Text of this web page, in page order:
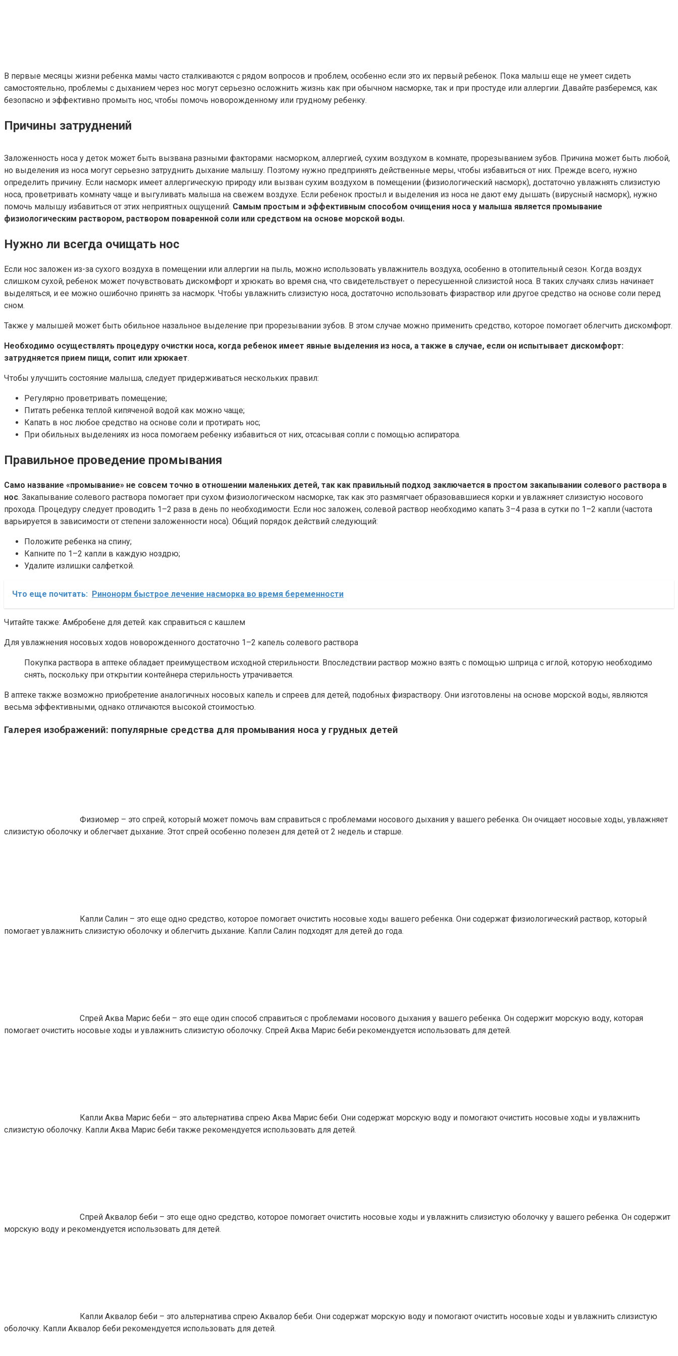
В первые месяцы жизни ребенка мамы часто сталкиваются с рядом вопросов и проблем, особенно если это их первый ребенок. Пока малыш еще не умеет сидеть
самостоятельно, проблемы с дыханием через нос могут серьезно осложнить жизнь как при обычном насморке, так и при простуде или аллергии. Давайте разберемся, как
безопасно и эффективно промыть нос, чтобы помочь новорожденному или грудному ребенку.
Причины затруднений
Заложенность носа у деток может быть вызвана разными факторами: насморком, аллергией, сухим воздухом в комнате, прорезыванием зубов. Причина может быть любой,
но выделения из носа могут серьезно затруднить дыхание малышу. Поэтому нужно предпринять действенные меры, чтобы избавиться от них. Прежде всего, нужно
определить причину. Если насморк имеет аллергическую природу или вызван сухим воздухом в помещении (физиологический насморк), достаточно увлажнять слизистую
носа, проветривать комнату чаще и выгуливать малыша на свежем воздухе. Если ребенок простыл и выделения из носа не дают ему дышать (вирусный насморк), нужно
помочь малышу избавиться от этих неприятных ощущений. Самым простым и эффективным способом очищения носа у малыша является промывание
физиологическим раствором, раствором поваренной соли или средством на основе морской воды.
Нужно ли всегда очищать нос
Если нос заложен из-за сухого воздуха в помещении или аллергии на пыль, можно использовать увлажнитель воздуха, особенно в отопительный сезон. Когда воздух
слишком сухой, ребенок может почувствовать дискомфорт и хрюкать во время сна, что свидетельствует о пересушенной слизистой носа. В таких случаях слизь начинает
выделяться, и ее можно ошибочно принять за насморк. Чтобы увлажнить слизистую носа, достаточно использовать физраствор или другое средство на основе соли перед
сном.
Также у малышей может быть обильное назальное выделение при прорезывании зубов. В этом случае можно применить средство, которое помогает облегчить дискомфорт.
Необходимо осуществлять процедуру очистки носа, когда ребенок имеет явные выделения из носа, а также в случае, если он испытывает дискомфорт:
затрудняется прием пищи, сопит или хрюкает.
Чтобы улучшить состояние малыша, следует придерживаться нескольких правил:
Регулярно проветривать помещение;
Питать ребенка теплой кипяченой водой как можно чаще;
Капать в нос любое средство на основе соли и протирать нос;
При обильных выделениях из носа помогаем ребенку избавиться от них, отсасывая сопли с помощью аспиратора.
Правильное проведение промывания
Само название «промывание» не совсем точно в отношении маленьких детей, так как правильный подход заключается в простом закапывании солевого раствора в
нос. Закапывание солевого раствора помогает при сухом физиологическом насморке, так как это размягчает образовавшиеся корки и увлажняет слизистую носового
прохода. Процедуру следует проводить 1–2 раза в день по необходимости. Если нос заложен, солевой раствор необходимо капать 3–4 раза в сутки по 1–2 капли (частота
варьируется в зависимости от степени заложенности носа). Общий порядок действий следующий:
Положите ребенка на спину;
Капните по 1–2 капли в каждую ноздрю;
Удалите излишки салфеткой.
Что еще почитать: Ринонорм быстрое лечение насморка во время беременности
Читайте также: Амбробене для детей: как справиться с кашлем
Для увлажнения носовых ходов новорожденного достаточно 1–2 капель солевого раствора
Покупка раствора в аптеке обладает преимуществом исходной стерильности. Впоследствии раствор можно взять с помощью шприца с иглой, которую необходимо
снять, поскольку при открытии контейнера стерильность утрачивается.
В аптеке также возможно приобретение аналогичных носовых капель и спреев для детей, подобных физраствору. Они изготовлены на основе морской воды, являются
весьма эффективными, однако отличаются высокой стоимостью.
Галерея изображений: популярные средства для промывания носа у грудных детей
Физиомер – это спрей, который может помочь вам справиться с проблемами носового дыхания у вашего ребенка. Он очищает носовые ходы, увлажняет
слизистую оболочку и облегчает дыхание. Этот спрей особенно полезен для детей от 2 недель и старше.
Капли Салин – это еще одно средство, которое помогает очистить носовые ходы вашего ребенка. Они содержат физиологический раствор, который
помогает увлажнить слизистую оболочку и облегчить дыхание. Капли Салин подходят для детей до года.
Спрей Аква Марис беби – это еще один способ справиться с проблемами носового дыхания у вашего ребенка. Он содержит морскую воду, которая
помогает очистить носовые ходы и увлажнить слизистую оболочку. Спрей Аква Марис беби рекомендуется использовать для детей.
Капли Аква Марис беби – это альтернатива спрею Аква Марис беби. Они содержат морскую воду и помогают очистить носовые ходы и увлажнить
слизистую оболочку. Капли Аква Марис беби также рекомендуется использовать для детей.
Спрей Аквалор беби – это еще одно средство, которое помогает очистить носовые ходы и увлажнить слизистую оболочку у вашего ребенка. Он содержит
морскую воду и рекомендуется использовать для детей.
Капли Аквалор беби – это альтернатива спрею Аквалор беби. Они содержат морскую воду и помогают очистить носовые ходы и увлажнить слизистую
оболочку. Капли Аквалор беби рекомендуется использовать для детей.